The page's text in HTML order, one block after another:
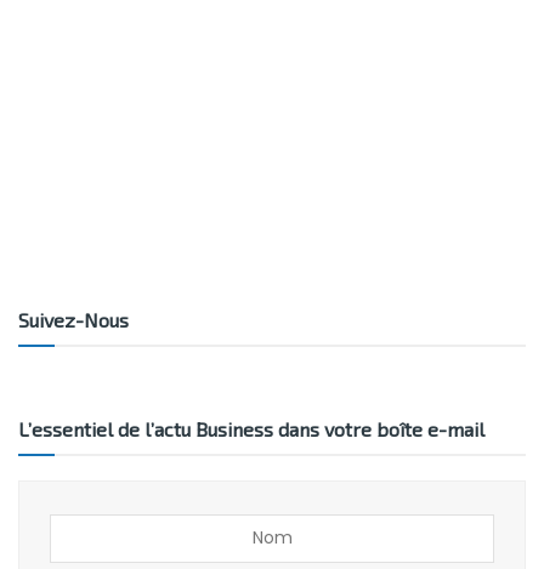
Suivez-Nous
L’essentiel de l’actu Business dans votre boîte e-mail